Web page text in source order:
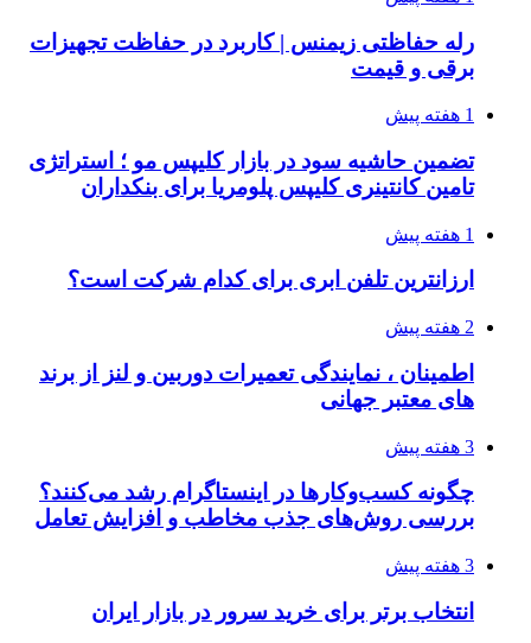
رله حفاظتی زیمنس | کاربرد در حفاظت تجهیزات
برقی و قیمت
1 هفته پیش
تضمین حاشیه سود در بازار کلیپس مو ؛ استراتژی
تامین کانتینری کلیپس پلومریا برای بنکداران
1 هفته پیش
ارزانترین تلفن ابری برای کدام شرکت است؟
2 هفته پیش
اطمینان ، نمایندگی تعمیرات دوربین و لنز از برند
های معتبر جهانی
3 هفته پیش
چگونه کسب‌وکارها در اینستاگرام رشد می‌کنند؟
بررسی روش‌های جذب مخاطب و افزایش تعامل
3 هفته پیش
انتخاب برتر برای خرید سرور در بازار ایران